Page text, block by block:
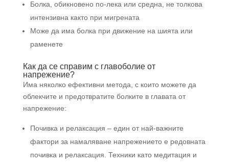
Болка, обикновено по-лека или средна, не толкова
интензивна както при мигрената
Може да има болка при движение на шията или
раменете
Как да се справим с главоболие от
напрежение?
Има няколко ефективни метода, с които можете да
облекчите и предотвратите болките в главата от
напрежение:
Почивка и релаксация – един от най-важните
фактори за намаляване напрежението е редовната
почивка и релаксация. Техники като медитация и